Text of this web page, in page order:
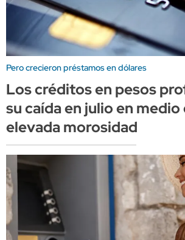
Pero crecieron préstamos en dólares
Los créditos en pesos
su caída en julio en medio
elevada morosidad